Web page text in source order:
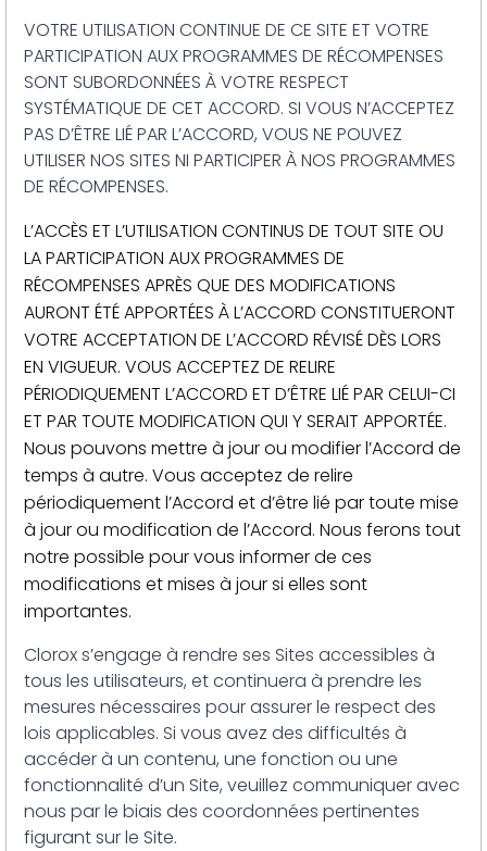
VOTRE UTILISATION CONTINUE DE CE SITE ET VOTRE
PARTICIPATION AUX PROGRAMMES DE RÉCOMPENSES
SONT SUBORDONNÉES À VOTRE RESPECT
SYSTÉMATIQUE DE CET ACCORD. SI VOUS N’ACCEPTEZ
PAS D’ÊTRE LIÉ PAR L’ACCORD, VOUS NE POUVEZ
UTILISER NOS SITES NI PARTICIPER À NOS PROGRAMMES
DE RÉCOMPENSES.
L’ACCÈS ET L’UTILISATION CONTINUS DE TOUT SITE OU
LA PARTICIPATION AUX PROGRAMMES DE
RÉCOMPENSES APRÈS QUE DES MODIFICATIONS
AURONT ÉTÉ APPORTÉES À L’ACCORD CONSTITUERONT
VOTRE ACCEPTATION DE L’ACCORD RÉVISÉ DÈS LORS
EN VIGUEUR. VOUS ACCEPTEZ DE RELIRE
PÉRIODIQUEMENT L’ACCORD ET D’ÊTRE LIÉ PAR CELUI-CI
ET PAR TOUTE MODIFICATION QUI Y SERAIT APPORTÉE.
Nous pouvons mettre à jour ou modifier l’Accord de
temps à autre. Vous acceptez de relire
périodiquement l’Accord et d’être lié par toute mise
à jour ou modification de l’Accord. Nous ferons tout
notre possible pour vous informer de ces
modifications et mises à jour si elles sont
importantes.
Clorox s’engage à rendre ses Sites accessibles à
tous les utilisateurs, et continuera à prendre les
mesures nécessaires pour assurer le respect des
lois applicables. Si vous avez des difficultés à
accéder à un contenu, une fonction ou une
fonctionnalité d’un Site, veuillez communiquer avec
nous par le biais des coordonnées pertinentes
figurant sur le Site.